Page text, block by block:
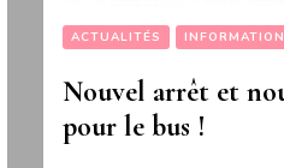
ACTUALITÉS
Nouvel arrêt et
pour le bus !